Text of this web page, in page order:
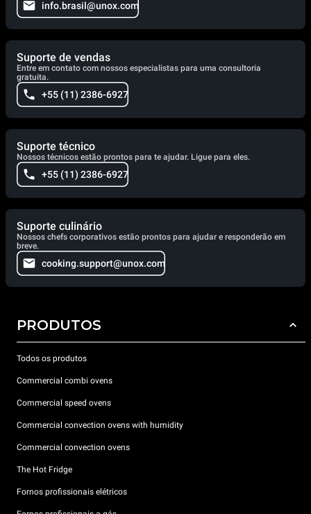
info.brasil@unox.com
Suporte de vendas
Entre em contato com nossos especialistas para uma consultoria
gratuita.
+55 (11) 2386-6927
Suporte técnico
Nossos técnicos estão prontos para te ajudar. Ligue para eles.
+55 (11) 2386-6927
Suporte culinário
Nossos chefs corporativos estão prontos para ajudar e responderão em
breve.
cooking.support@unox.com
PRODUTOS
Todos os produtos
Commercial combi ovens
Commercial speed ovens
Commercial convection ovens with humidity
Commercial convection ovens
The Hot Fridge
Fornos profissionais elétricos